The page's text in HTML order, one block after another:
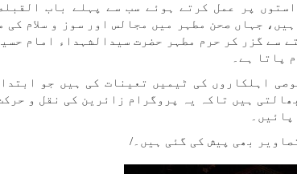
پر عمل کرتے ہوئے سب سے پہلے باب
جہاں صحن مطہر میں مجالس اور سوز و سلام کی
سے گزر کر حرم مطہر حضرت سیدالشہداء امام
پاتا ہے۔
اہلکاروں کی ٹیمیں تعینات کی ہیں جو
ہیں تاکہ یہ پروگرام زائرین کی نقل و
بھی پیش کی گئی ہیں۔/